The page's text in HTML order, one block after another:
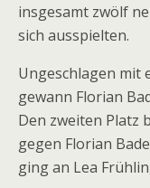
insgesamt zwölf
sich ausspielten.
Ungeschlagen mit
gewann Florian
Den zweiten Platz
gegen Florian
ging an Lea